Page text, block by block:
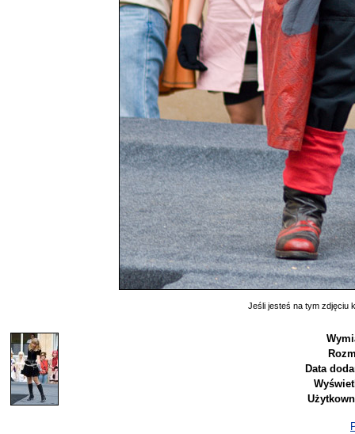
Jeśli jesteś na tym zdjęciu
Data